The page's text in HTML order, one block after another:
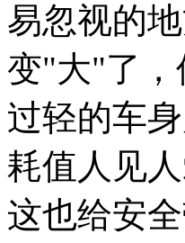
易忽视的
变"大"了，
过轻的车
耗值人见
这也给安